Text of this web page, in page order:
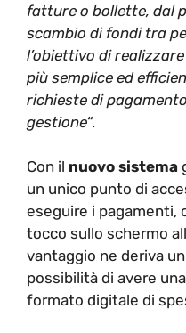
fatture o bollette, dal
scambio di fondi tra
l’obiettivo di
più semplice ed
richieste di
gestione“.
Con il nuovo sistema
un unico punto di
eseguire i pagamenti,
tocco sullo schermo
vantaggio ne deriva
possibilità di avere
formato digitale di